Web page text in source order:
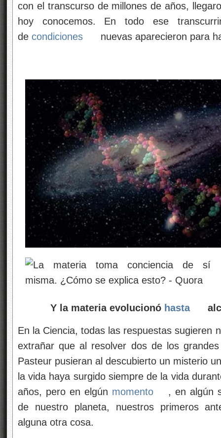
con el transcurso de millones de años,
hoy conocemos. En todo ese
de condiciones nuevas aparecieron para
Y la materia evolucionó hasta
En la Ciencia, todas las respuestas sugieren
extrañar que al resolver dos de los
Pasteur pusieran al descubierto un misterio
la vida haya surgido siempre de la vida
años, pero en elgún momento
, en algún
de nuestro planeta, nuestros primeros
alguna otra cosa.